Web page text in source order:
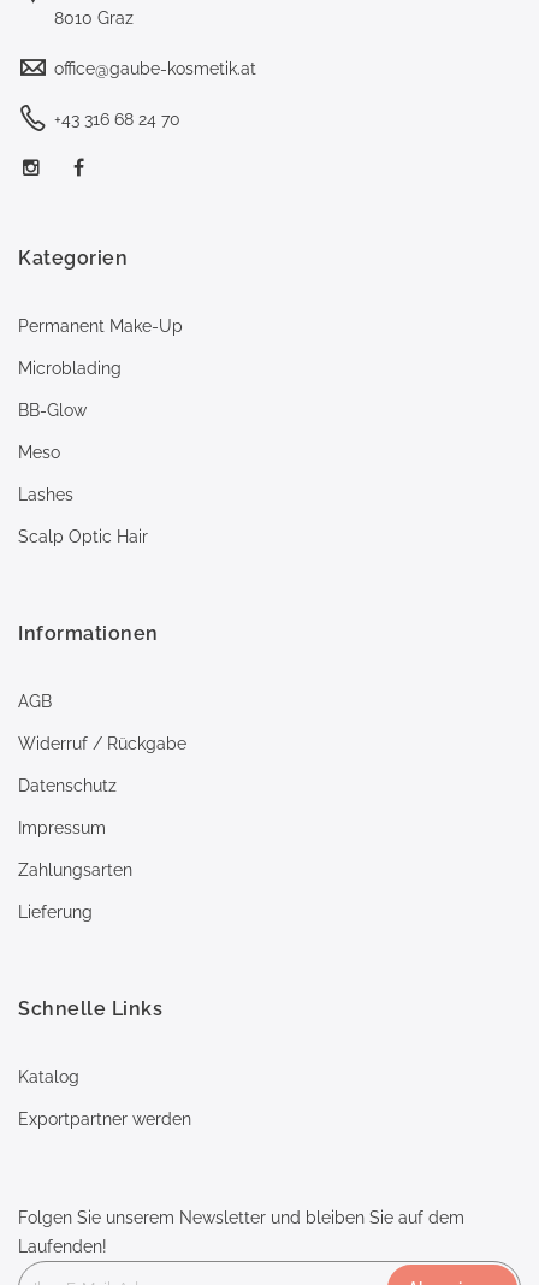
8010 Graz
office@gaube-kosmetik.at
+43 316 68 24 70
Kategorien
Permanent Make-Up
Microblading
BB-Glow
Meso
Lashes
Scalp Optic Hair
Informationen
AGB
Widerruf / Rückgabe
Datenschutz
Impressum
Zahlungsarten
Lieferung
Schnelle Links
Katalog
Exportpartner werden
Folgen Sie unserem Newsletter und bleiben Sie auf dem
Laufenden!